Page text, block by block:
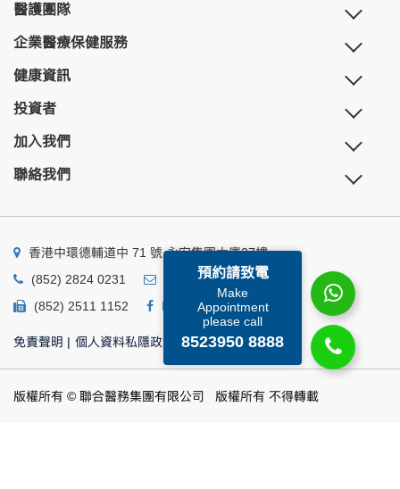
預約請致電
Make
Appointment
please call
8523950 8888
醫護團隊
企業醫療保健服務
健康資訊
投資者
加入我們
聯絡我們
香港中環德輔道中 71 號 永安集團大廈27樓
(852) 2824 0231
business@ump.com.hk
(852) 2511 1152
Facebook Linkedin
免責聲明 | 個人資料私隱政策 | 個人資料收集聲明
版權所有 © 聯合醫務集團有限公司 版權所有 不得轉載